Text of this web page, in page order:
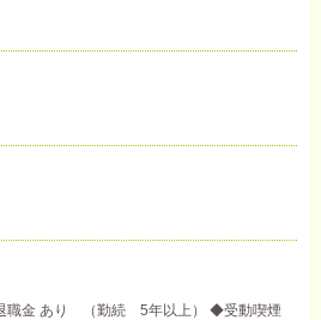
職金 あり （勤続 5年以上） ◆受動喫煙